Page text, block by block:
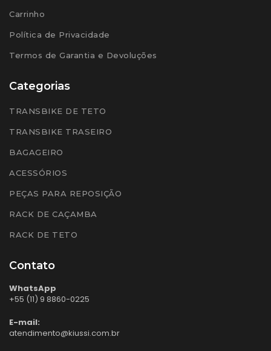
Carrinho
Política de Privacidade
Termos de Garantia e Devoluções
Categorias
TRANSBIKE DE TETO
TRANSBIKE TRASEIRO
BAGAGEIRO
ACESSÓRIOS
PEÇAS PARA REPOSIÇÃO
RACK DE CAÇAMBA
RACK DE TETO
Contato
WhatsApp
+55 (11) 9 8860-0225
E-mail:
atendimento@kiussi.com.br